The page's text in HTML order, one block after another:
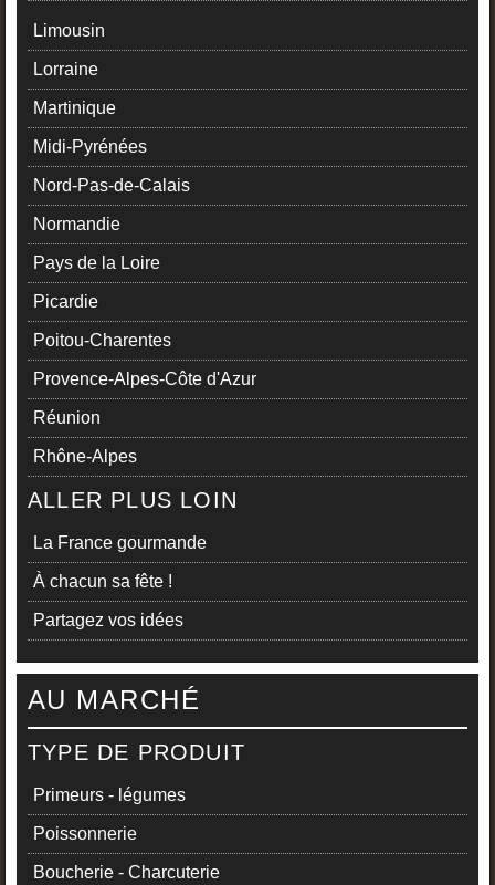
Limousin
Lorraine
Martinique
Midi-Pyrénées
Nord-Pas-de-Calais
Normandie
Pays de la Loire
Picardie
Poitou-Charentes
Provence-Alpes-Côte d'Azur
Réunion
Rhône-Alpes
ALLER PLUS LOIN
La France gourmande
À chacun sa fête !
Partagez vos idées
AU MARCHÉ
TYPE DE PRODUIT
Primeurs - légumes
Poissonnerie
Boucherie - Charcuterie